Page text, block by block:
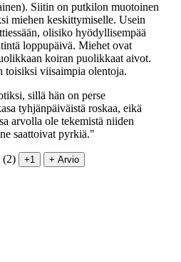
Siitin on putkilon muotoinen
miehen keskittymiselle. Usein
olisiko hyödyllisempää
loppupäivä. Miehet ovat
koiran puolikkaat aivot.
toisiksi viisaimpia olentoja.
sillä hän on perse
tyhjänpäiväistä roskaa, eikä
arvolla ole tekemistä niiden
saattoivat pyrkiä."
(2) +1 + Arvio